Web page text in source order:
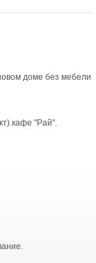
доме без мебели
"Рай".